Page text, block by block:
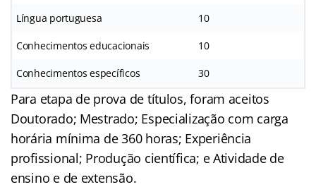
Língua portuguesa 10
Conhecimentos educacionais 10
Conhecimentos específicos 30
Para etapa de prova de títulos, foram aceitos
Doutorado; Mestrado; Especialização com carga
horária mínima de 360 horas; Experiência
profissional; Produção científica; e Atividade de
ensino e de extensão.